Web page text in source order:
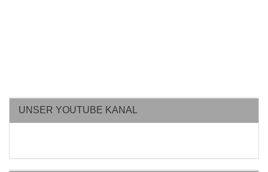
UNSER YOUTUBE KANAL